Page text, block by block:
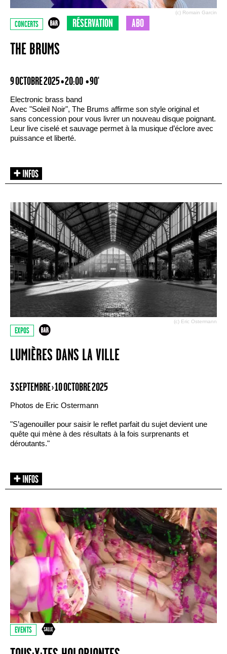
(c) Romain Garcin
CONCERTS RÉSERVATION ABO
THE BRUMS
9 OCTOBRE 2025 • 20:00 • 90'
Electronic brass band
Avec "Soleil Noir", The Brums affirme son style original et
sans concession pour vous livrer un nouveau disque poignant.
Leur live ciselé et sauvage permet à la musique d’éclore avec
puissance et liberté.
(c) Eric Ostermann
EXPOS
LUMIÈRES DANS LA VILLE
3 SEPTEMBRE › 10 OCTOBRE 2025
Photos de Eric Ostermann
"S’agenouiller pour saisir le reflet parfait du sujet devient une
quête qui mène à des résultats à la fois surprenants et
déroutants."
EVENTS